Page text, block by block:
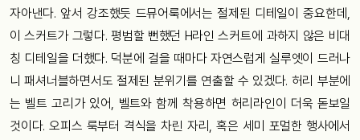
자아낸다. 앞서 강조했듯 드뮤어룩에서는 절제된 디테일이 중요한데,
이 스커트가 그렇다. 평범할 뻔했던 H라인 스커트에 과하지 않은 비대
칭 디테일을 더했다. 덕분에 걸을 때마다 자연스럽게 실루엣이 드러나
니 패셔너블하면서도 절제된 분위기를 연출할 수 있겠다. 허리 부분에
는 벨트 고리가 있어, 벨트와 함께 착용하면 허리라인이 더욱 돋보일
것이다. 오피스 룩부터 격식을 차린 자리, 혹은 세미 포멀한 행사에서